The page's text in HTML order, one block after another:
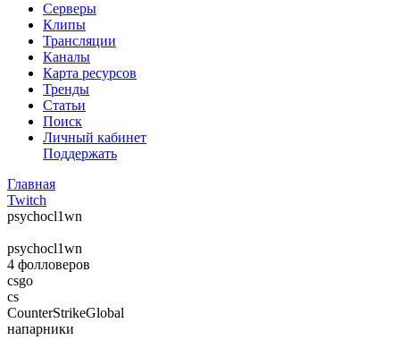
Серверы
Клипы
Трансляции
Каналы
Карта ресурсов
Тренды
Статьи
Поиск
Личный кабинет
Поддержать
Главная
Twitch
psychocl1wn
psychocl1wn
4 фолловеров
csgo
cs
CounterStrikeGlobal
напарники